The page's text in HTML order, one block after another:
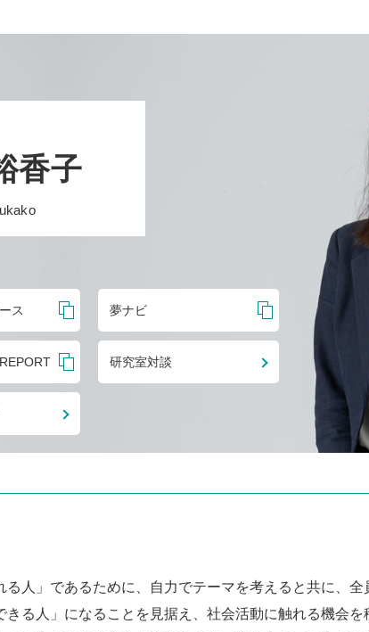
香子
ス 夢ナビ
研究室対談
人」であるために、自力でテーマを考えると共に、
る人」になることを見据え、社会活動に触れる機会